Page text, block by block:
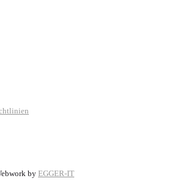
by EGGER-IT